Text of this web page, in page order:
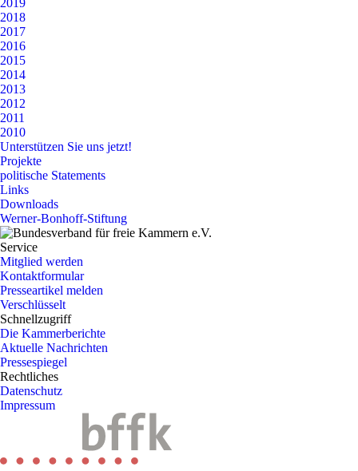
2018
2017
2016
2015
2014
2013
2012
2011
2010
Unterstützen Sie uns jetzt!
Projekte
politische Statements
Links
Downloads
Werner-Bonhoff-Stiftung
Service
Mitglied werden
Kontaktformular
Presseartikel melden
Verschlüsselt
Schnellzugriff
Die Kammerberichte
Aktuelle Nachrichten
Pressespiegel
Rechtliches
Datenschutz
Impressum